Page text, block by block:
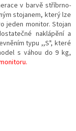
v barvě stříbrno-
stojanem, který lze
jeden monitor. Stojan
naklápění a
typu ,,S", které
s váhou do 9 kg,